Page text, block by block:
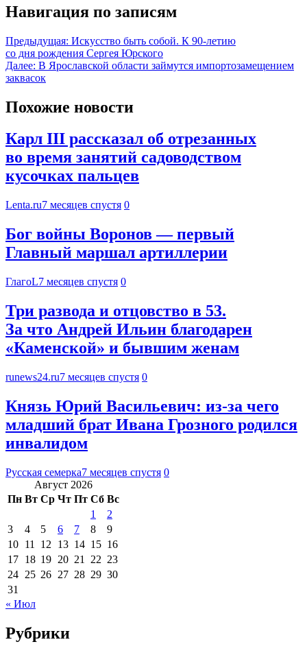
Навигация по записям
Предыдущая: Искусство быть собой. К 90-летию
со дня рождения Сергея Юрского
Далее: В Ярославской области займутся импортозамещением
заквасок
Похожие новости
Карл III рассказал об отрезанных
во время занятий садоводством
кусочках пальцев
Lenta.ru7 месяцев спустя 0
Бог войны Воронов — первый
Главный маршал артиллерии
ГлагоL7 месяцев спустя 0
Три развода и отцовство в 53.
За что Андрей Ильин благодарен
«Каменской» и бывшим женам
runews24.ru7 месяцев спустя 0
Князь Юрий Васильевич: из-за чего
младший брат Ивана Грозного родился
инвалидом
Русская семерка7 месяцев спустя 0
Август 2026
Пн Вт Ср Чт Пт Сб Вс
1
2
3
4 5 6 7 8
9
10 11 12 13 14 15 16
17 18 19 20 21 22 23
24 25 26 27 28 29 30
31
« Июл
Рубрики